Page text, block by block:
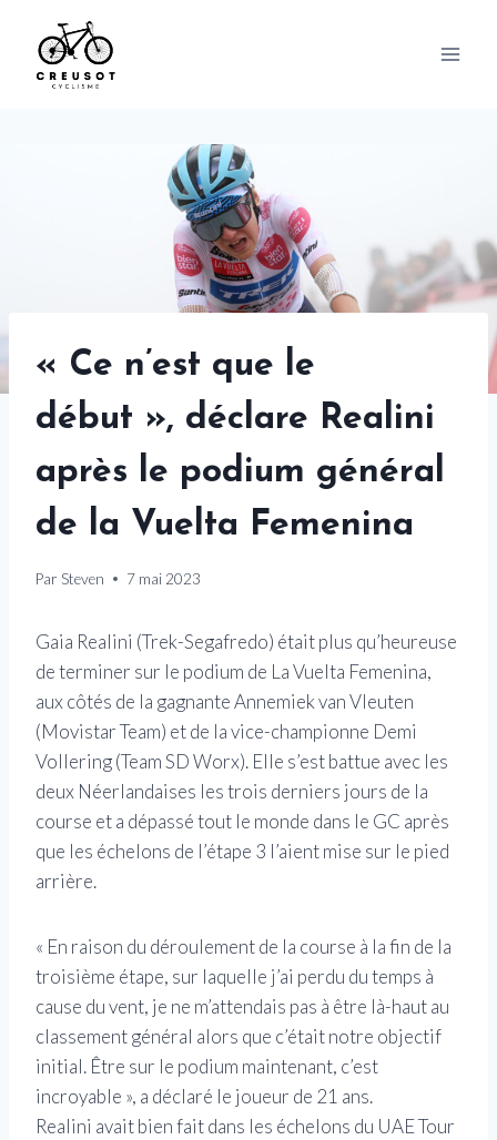
content
« Ce n’est que le
début », déclare Realini
après le podium général
de la Vuelta Femenina
Par Steven 7 mai 2023
Gaia Realini (Trek-Segafredo) était plus qu’heureuse
de terminer sur le podium de La Vuelta Femenina,
aux côtés de la gagnante Annemiek van Vleuten
(Movistar Team) et de la vice-championne Demi
Vollering (Team SD Worx). Elle s’est battue avec les
deux Néerlandaises les trois derniers jours de la
course et a dépassé tout le monde dans le GC après
que les échelons de l’étape 3 l’aient mise sur le pied
arrière.
« En raison du déroulement de la course à la fin de la
troisième étape, sur laquelle j’ai perdu du temps à
cause du vent, je ne m’attendais pas à être là-haut au
classement général alors que c’était notre objectif
initial. Être sur le podium maintenant, c’est
incroyable », a déclaré le joueur de 21 ans.
Realini avait bien fait dans les échelons du UAE Tour